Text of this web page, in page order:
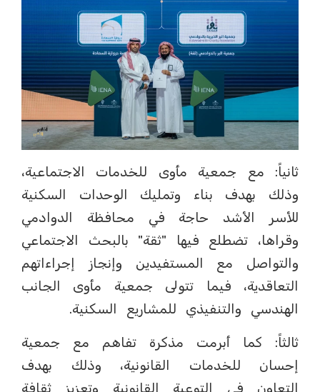
ثانياً: مع جمعية مأوى للخدمات الاجتماعية،
وذلك بهدف بناء وتمليك الوحدات السكنية
للأسر الأشد حاجة في محافظة الدوادمي
وقراها، تضطلع فيها "ثقة" بالبحث الاجتماعي
والتواصل مع المستفيدين وإنجاز إجراءاتهم
التعاقدية، فيما تتولى جمعية مأوى الجانب
الهندسي والتنفيذي للمشاريع السكنية.
ثالثاً: كما أبرمت مذكرة تفاهم مع جمعية
إحسان للخدمات القانونية، وذلك بهدف
التعاون في التوعية القانونية وتعزيز ثقافة